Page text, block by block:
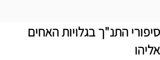
סיפורי התנ"ך בגלויות האחים
אליהו